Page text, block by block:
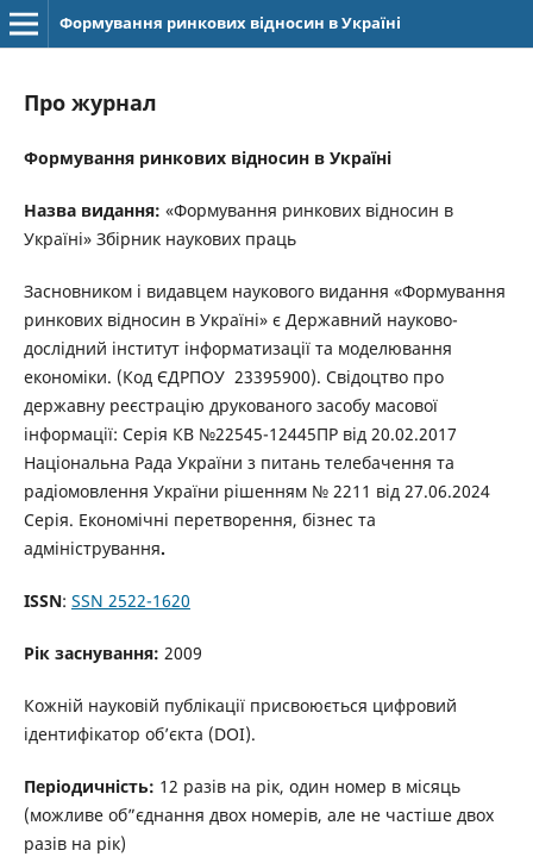
Формування ринкових відносин в Україні
Про журнал
Формування ринкових відносин в Україні
Назва видання: «Формування ринкових відносин в
Україні» Збірник наукових праць
Засновником і видавцем наукового видання «Формування
ринкових відносин в Україні» є Державний науково-
дослідний інститут інформатизації та моделювання
економіки. (Код ЄДРПОУ 23395900). Свідоцтво про
державну реєстрацію друкованого засобу масової
інформації: Серія КВ №22545-12445ПР від 20.02.2017
Національна Рада України з питань телебачення та
радіомовлення України рішенням № 2211 від 27.06.2024
Серія. Економічні перетворення, бізнес та
адміністрування.
ISSN: SSN 2522-1620
Рік заснування: 2009
Кожній науковій публікації присвоюється цифровий
ідентифікатор об’єкта (DOI).
Періодичність: 12 разів на рік, один номер в місяць
(можливе об”єднання двох номерів, але не частіше двох
разів на рік)